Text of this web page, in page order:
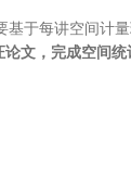
于每讲空间计量
文，完成空间